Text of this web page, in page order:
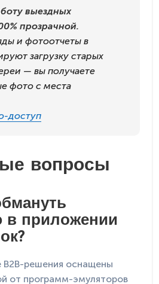
выездных
прозрачной.
и фотоотчеты в
загрузку старых
— вы получаете
фото с места
доступ
вопросы
в приложении
решения оснащены
от программ-эмуляторов